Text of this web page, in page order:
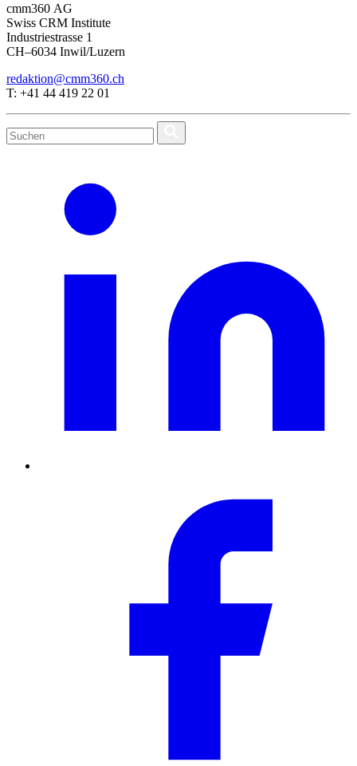
cmm360 AG
Swiss CRM Institute
Industriestrasse 1
CH–6034 Inwil/Luzern
redaktion@cmm360.ch
T: +41 44 419 22 01